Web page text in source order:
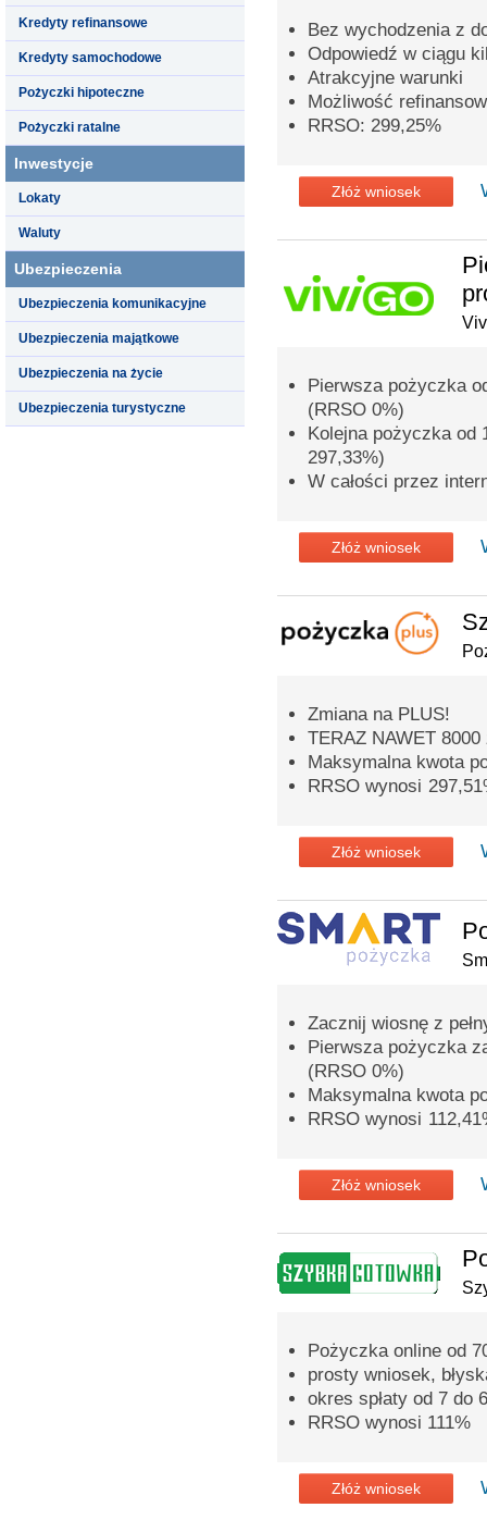
Kredyty refinansowe
Kredyty samochodowe
Pożyczki hipoteczne
Pożyczki ratalne
Inwestycje
Lokaty
Waluty
Ubezpieczenia
Ubezpieczenia komunikacyjne
Ubezpieczenia majątkowe
Ubezpieczenia na życie
Ubezpieczenia turystyczne
Bez wychodzenia z
Odpowiedź w ciągu
Atrakcyjne warunki
Możliwość
RRSO: 299,25%
Złóż wniosek
Pierwsza pożyczka
(RRSO 0%)
Kolejna pożyczka od
297,33%)
W całości przez
Złóż wniosek
Zmiana na PLUS!
TERAZ NAWET
Maksymalna kwota
RRSO wynosi
Złóż wniosek
Zacznij wiosnę z
Pierwsza pożyczka
(RRSO 0%)
Maksymalna kwota
RRSO wynosi
Złóż wniosek
Pożyczka online od
prosty wniosek,
okres spłaty od 7 do
RRSO wynosi 111%
Złóż wniosek